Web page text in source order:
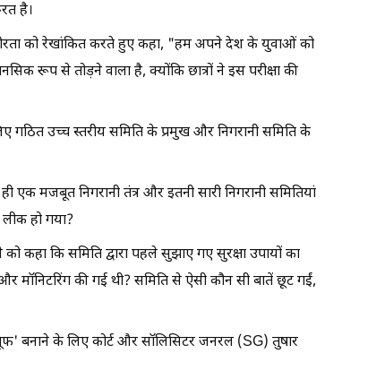
है।
को रेखांकित करते हुए कहा, "हम अपने देश के युवाओं को
रूप से तोड़ने वाला है, क्योंकि छात्रों ने इस परीक्षा की
गठित उच्च स्तरीय समिति के प्रमुख और निगरानी समिति के
मजबूत निगरानी तंत्र और इतनी सारी निगरानी समितियां
हो गया?
कहा कि समिति द्वारा पहले सुझाए गए सुरक्षा उपायों का
मॉनिटरिंग की गई थी? समिति से ऐसी कौन सी बातें छूट गईं,
बनाने के लिए कोर्ट और सॉलिसिटर जनरल (SG) तुषार